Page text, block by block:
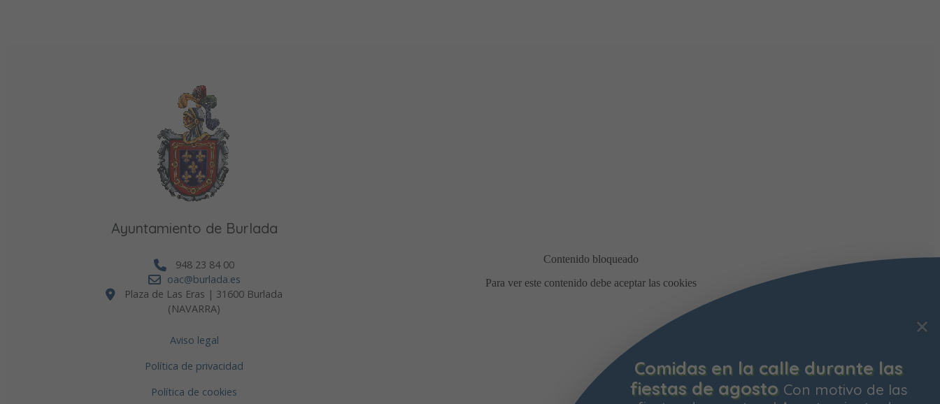
Comidas en la calle durante las
fiestas de agosto Con motivo de las
Ayuntamiento de Burlada
948 23 84 00
oac@burlada.es
Plaza de Las Eras | 31600 Burlada
(NAVARRA)
Aviso legal
Política de privacidad
Política de cookies